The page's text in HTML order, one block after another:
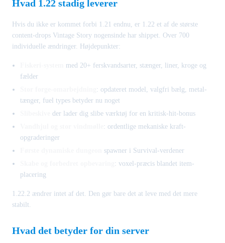
Hvad 1.22 stadig leverer
Hvis du ikke er kommet forbi 1.21 endnu, er 1.22 et af de største
content-drops Vintage Story nogensinde har shippet. Over 700
individuelle ændringer. Højdepunkter:
med 20+ ferskvandsarter, stænger, liner, kroge og
fælder
: opdateret model, valgfri bælg, metal-
tænger, fuel types betyder nu noget
der lader dig slibe værktøj for en kritisk-hit-bonus
: ordentlige mekaniske kraft-
opgraderinger
spawner i Survival-verdener
: voxel-præcis blandet item-
placering
1.22.2 ændrer intet af det. Den gør bare det at leve med det mere
stabilt.
Hvad det betyder for din server